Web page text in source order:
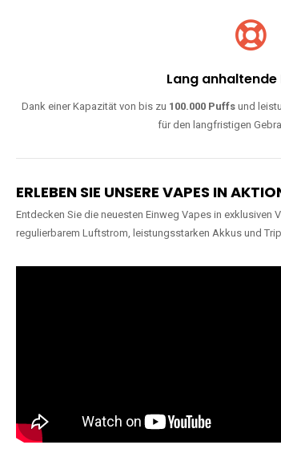
Lang anhaltende
Dank einer Kapazität von bis zu 100.000 Puffs und
für den langfristigen
ERLEBEN SIE UNSERE VAPES IN
Entdecken Sie die neuesten Einweg Vapes in
regulierbarem Luftstrom, leistungsstarken Akkus und